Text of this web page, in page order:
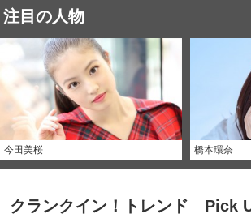
注目の人物
今田美桜 橋本環奈
クランクイン！トレンド Pick